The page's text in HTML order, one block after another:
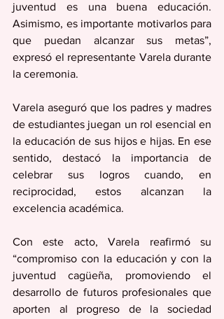
juventud es una buena educación.
Asimismo, es importante motivarlos para
que puedan alcanzar sus metas”,
expresó el representante Varela durante
la ceremonia.
Varela aseguró que los padres y madres
de estudiantes juegan un rol esencial en
la educación de sus hijos e hijas. En ese
sentido, destacó la importancia de
celebrar sus logros cuando, en
reciprocidad, estos alcanzan la
excelencia académica.
Con este acto, Varela reafirmó su
“compromiso con la educación y con la
juventud cagüeña, promoviendo el
desarrollo de futuros profesionales que
aporten al progreso de la sociedad